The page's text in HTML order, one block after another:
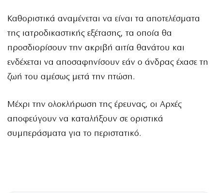
Καθοριστικά αναμένεται να είναι τα αποτελέσματα
της ιατροδικαστικής εξέτασης, τα οποία θα
προσδιορίσουν την ακριβή αιτία θανάτου και
ενδέχεται να αποσαφηνίσουν εάν ο άνδρας έχασε τη
ζωή του αμέσως μετά την πτώση.
Μέχρι την ολοκλήρωση της έρευνας, οι Αρχές
αποφεύγουν να καταλήξουν σε οριστικά
συμπεράσματα για το περιστατικό.